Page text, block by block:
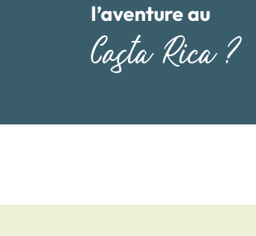
l’aventure au
Costa Rica ?